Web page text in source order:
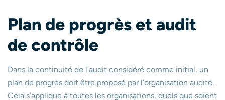
Plan de progrès et audit
de contrôle
Dans la continuité de l’audit considéré comme initial, un
plan de progrès doit être proposé par l’organisation audité.
Cela s’applique à toutes les organisations, quels que soient